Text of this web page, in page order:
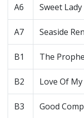
A6 Sweet Lady
A7 Seaside
B1 The
B2 Love Of
B3 Good